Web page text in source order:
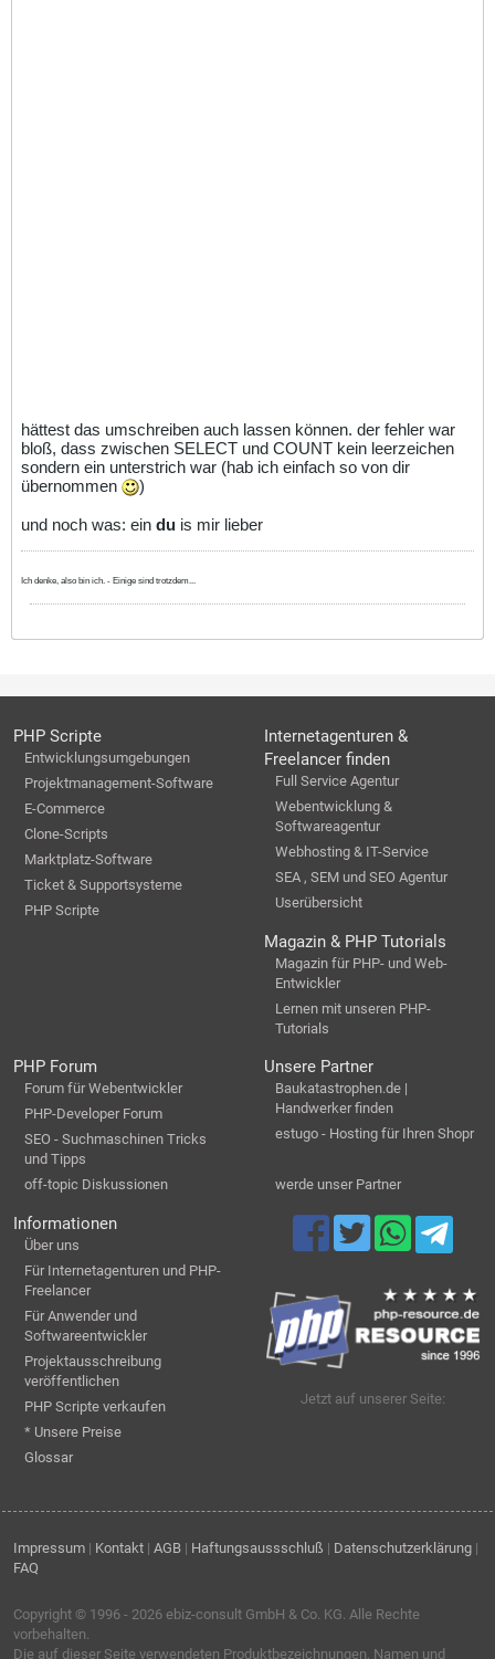
hättest das umschreiben auch lassen können. der fehler war
bloß, dass zwischen SELECT und COUNT kein leerzeichen
sondern ein unterstrich war (hab ich einfach so von dir
übernommen
)
und noch was: ein du is mir lieber
Ich denke, also bin ich. - Einige sind trotzdem...
PHP Scripte
Entwicklungsumgebungen
Projektmanagement-Software
E-Commerce
Clone-Scripts
Marktplatz-Software
Ticket & Supportsysteme
PHP Scripte
Internetagenturen &
Freelancer finden
Full Service Agentur
Webentwicklung &
Softwareagentur
Webhosting & IT-Service
SEA , SEM und SEO Agentur
Userübersicht
Magazin & PHP Tutorials
Magazin für PHP- und Web-
Entwickler
Lernen mit unseren PHP-
Tutorials
PHP Forum
Forum für Webentwickler
PHP-Developer Forum
SEO - Suchmaschinen Tricks
und Tipps
off-topic Diskussionen
Unsere Partner
Baukatastrophen.de |
Handwerker finden
estugo - Hosting für Ihren Shopr
werde unser Partner
Informationen
Über uns
Für Internetagenturen und PHP-
Freelancer
Für Anwender und
Softwareentwickler
Projektausschreibung
veröffentlichen
PHP Scripte verkaufen
* Unsere Preise
Glossar
Jetzt auf unserer Seite:
Impressum | Kontakt | AGB | Haftungsaussschluß | Datenschutzerklärung |
FAQ
Copyright © 1996 - 2026 ebiz-consult GmbH & Co. KG. Alle Rechte
vorbehalten.
Die auf dieser Seite verwendeten Produktbezeichnungen, Namen und